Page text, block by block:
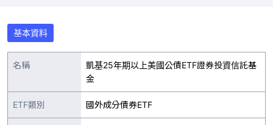
基本資料
名稱
凱基25年期以上美國公債ETF證券投資信託基
金
ETF類別 國外成分債券ETF